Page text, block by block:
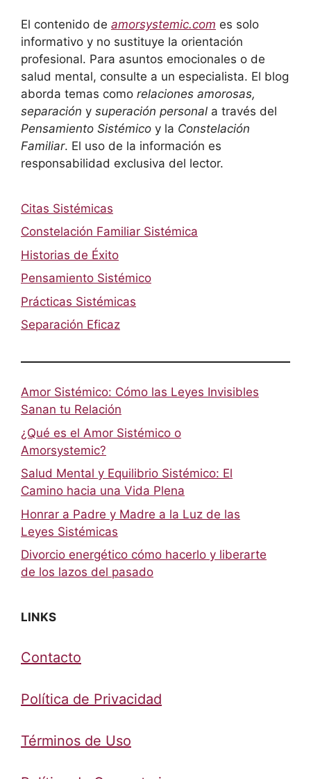
El contenido de amorsystemic.com es solo
informativo y no sustituye la orientación
profesional. Para asuntos emocionales o de
salud mental, consulte a un especialista. El blog
aborda temas como relaciones amorosas,
separación y superación personal a través del
Pensamiento Sistémico y la Constelación
Familiar. El uso de la información es
responsabilidad exclusiva del lector.
Citas Sistémicas
Constelación Familiar Sistémica
Historias de Éxito
Pensamiento Sistémico
Prácticas Sistémicas
Separación Eficaz
Amor Sistémico: Cómo las Leyes Invisibles
Sanan tu Relación
¿Qué es el Amor Sistémico o
Amorsystemic?
Salud Mental y Equilibrio Sistémico: El
Camino hacia una Vida Plena
Honrar a Padre y Madre a la Luz de las
Leyes Sistémicas
Divorcio energético cómo hacerlo y liberarte
de los lazos del pasado
LINKS
Contacto
Política de Privacidad
Términos de Uso